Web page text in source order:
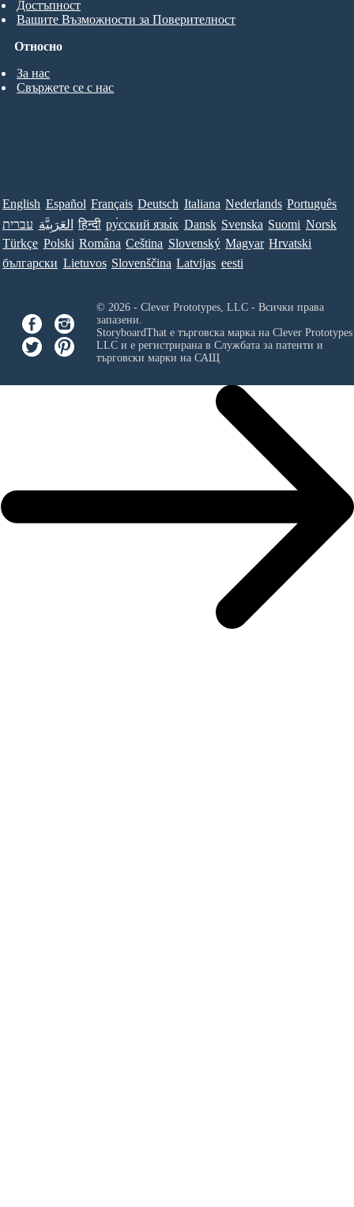
Относно
За нас
Свържете се с нас
Достъпност
Вашите Възможности за Поверителност
English Español Français Deutsch Italiana Nederlands Português
עברית العَرَبِيَّة हिन्दी ру́сский язы́к Dansk Svenska Suomi Norsk
Türkçe Polski Româna Ceština Slovenský Magyar Hrvatski
български Lietuvos Slovenščina Latvijas eesti
© 2026 - Clever Prototypes, LLC - Всички права
запазени.
StoryboardThat е търговска марка на Clever
LLCи е регистрирана в Службата за патенти и
търговски марки на САЩ